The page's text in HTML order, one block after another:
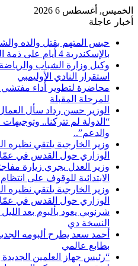
الخميس, أغسطس 6 2026
أخبار عاجلة
حبس المتهم بقتل والده
بالإسكندرية 4 أيام على ذمة التحقيقات
وكيل وزارة الشباب
استقرار النادي الأوليمبي
محاضرة لتطوير أداء مفتشي
للمرحلة المقبلة
الوزير حسن رداد سأل
“الدولة لم تتركنا..
والدعم”..
وزير الخارجية يلتقي
الوزاري حول القدس في
وزير العدل يجري زيارة
الابتدائية للوقوف على
وزير الخارجية يلتقي
الوزاري حول القدس في
شرنوبي يعود بألبوم بعد
النسخة دي
بطابع عالمي
“رئيس جهاز العلمين